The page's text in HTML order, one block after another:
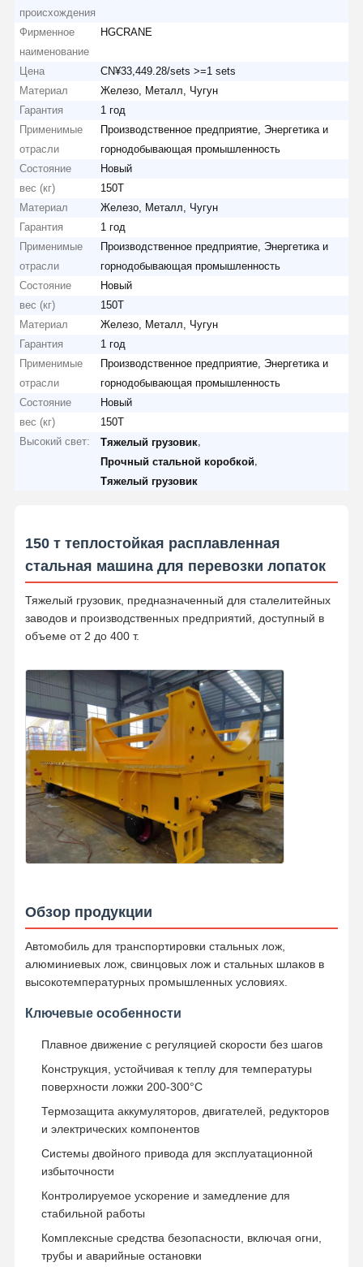
Главная
Продукция
происхождения
Фирменное
наименование
HGCRANE
Цена
CN¥33,449.28/sets >=1 sets
Материал
Железо, Металл, Чугун
Гарантия
1 год
Применимые
отрасли
Производственное предприятие, Энергетика и
горнодобывающая промышленность
Состояние
Новый
вес (кг)
150T
Материал
Железо, Металл, Чугун
Гарантия
1 год
Применимые
отрасли
Производственное предприятие, Энергетика и
горнодобывающая промышленность
Состояние
Новый
вес (кг)
150T
Материал
Железо, Металл, Чугун
Гарантия
1 год
Применимые
отрасли
Производственное предприятие, Энергетика и
горнодобывающая промышленность
Состояние
Новый
вес (кг)
150T
Высокий свет:
Тяжелый грузовик
Прочный стальной коробкой
Тяжелый грузовик
150 т теплостойкая расплавленная
стальная машина для перевозки лопаток
Тяжелый грузовик, предназначенный для сталелитейных
заводов и производственных предприятий, доступный в
объеме от 2 до 400 т.
Обзор продукции
Автомобиль для транспортировки стальных лож,
алюминиевых лож, свинцовых лож и стальных шлаков в
высокотемпературных промышленных условиях.
Ключевые особенности
Плавное движение с регуляцией скорости без шагов
Конструкция, устойчивая к теплу для температуры
поверхности ложки 200-300°C
Термозащита аккумуляторов, двигателей, редукторов
и электрических компонентов
Системы двойного привода для эксплуатационной
избыточности
Контролируемое ускорение и замедление для
стабильной работы
Комплексные средства безопасности, включая огни,
трубы и аварийные остановки